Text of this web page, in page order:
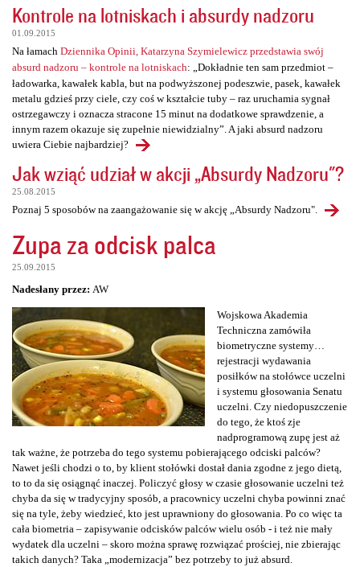
Kontrole na lotniskach i absurdy nadzoru
01.09.2015
Na łamach Dziennika Opinii, Katarzyna Szymielewicz przedstawia swój
absurd nadzoru – kontrole na lotniskach: „Dokładnie ten sam przedmiot –
ładowarka, kawałek kabla, but na podwyższonej podeszwie, pasek, kawałek
metalu gdzieś przy ciele, czy coś w kształcie tuby – raz uruchamia sygnał
ostrzegawczy i oznacza stracone 15 minut na dodatkowe sprawdzenie, a
innym razem okazuje się zupełnie niewidzialny”. A jaki absurd nadzoru
uwiera Ciebie najbardziej?
Jak wziąć udział w akcji „Absurdy Nadzoru"?
25.08.2015
Poznaj 5 sposobów na zaangażowanie się w akcję „Absurdy Nadzoru".
Zupa za odcisk palca
25.09.2015
Nadesłany przez: AW
Wojskowa Akademia
Techniczna zamówiła
biometryczne systemy…
rejestracji wydawania
posiłków na stołówce uczelni
i systemu głosowania Senatu
uczelni. Czy niedopuszczenie
do tego, że ktoś zje
nadprogramową zupę jest aż
tak ważne, że potrzeba do tego systemu pobierającego odciski palców?
Nawet jeśli chodzi o to, by klient stołówki dostał dania zgodne z jego dietą,
to to da się osiągnąć inaczej. Policzyć głosy w czasie głosowanie uczelni też
chyba da się w tradycyjny sposób, a pracownicy uczelni chyba powinni znać
się na tyle, żeby wiedzieć, kto jest uprawniony do głosowania. Po co więc ta
cała biometria – zapisywanie odcisków palców wielu osób - i też nie mały
wydatek dla uczelni – skoro można sprawę rozwiązać prościej, nie zbierając
takich danych? Taka „modernizacja” bez potrzeby to już absurd.